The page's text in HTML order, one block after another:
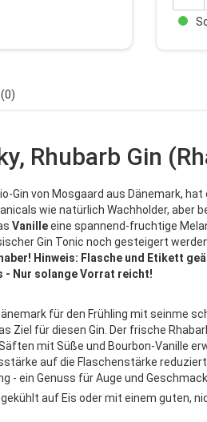
Rhubarb Gin
Gin von Mosgaard aus Dänemark,
wie natürlich Wachholder, aber
Vanilleeine spannend-fruchtige
Gin Tonic noch gesteigert
Hinweis: Flasche und Etikett
- Nur solange Vorrat reicht!
für den Frühling mit seinme
Ziel für diesen Gin. Der frische
mit Süße und Bourbon-Vanille
auf die Flaschenstärke
- ein Genuss für Auge und
gekühlt auf Eis oder mit einem guten,